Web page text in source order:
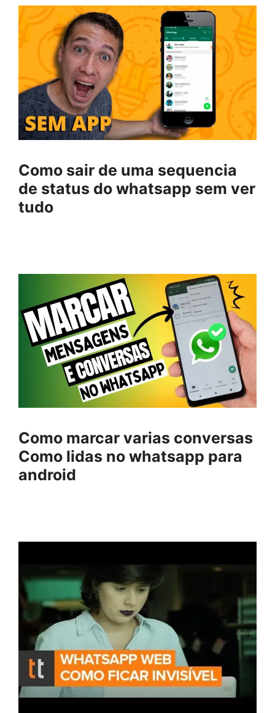
Como sair de uma sequencia
de status do whatsapp sem ver
tudo
Como marcar varias conversas
Como lidas no whatsapp para
android